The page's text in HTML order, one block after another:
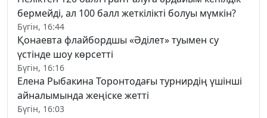
бермейді, ал 100 балл жеткілікті болуы мүмкін?
Бүгін, 16:44
Қонаевта флайбордшы «Әділет» туымен су
үстінде шоу көрсетті
Бүгін, 16:16
Елена Рыбакина Торонтодағы турнирдің үшінші
айналымында жеңіске жетті
Бүгін, 16:03